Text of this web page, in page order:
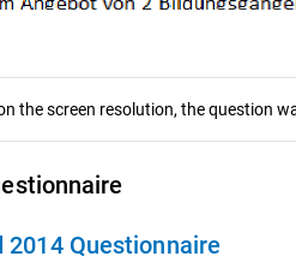
the screen resolution, the question
2014 Questionnaire